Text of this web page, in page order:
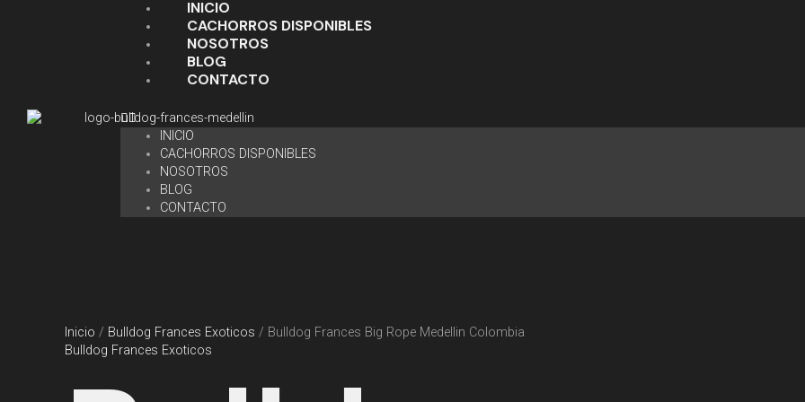
INICIO
CACHORROS DISPONIBLES
NOSOTROS
BLOG
CONTACTO
INICIO
CACHORROS DISPONIBLES
NOSOTROS
BLOG
CONTACTO
Inicio / Bulldog Frances Exoticos / Bulldog Frances Big Rope Medellin Colombia
Bulldog Frances Exoticos